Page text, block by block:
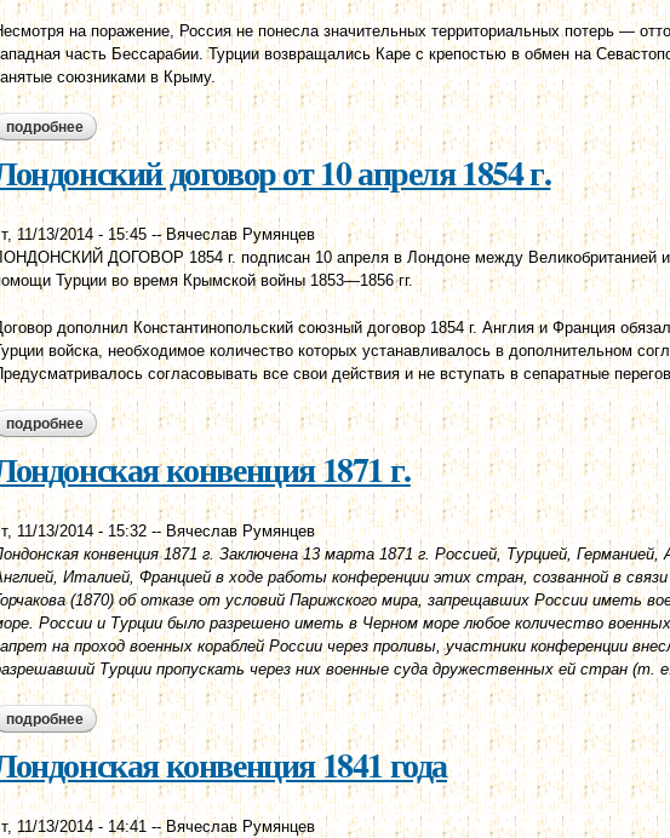
на поражение, Россия не понесла значительных территориальных потерь —
часть Бессарабии. Турции возвращались Каре с крепостью в обмен на
союзниками в Крыму.
подробнее о парижский мирный трактат 1856 г., 18 (30) марта
договор от 10 апреля 1854 г.
11/13/2014 - 15:45 --Вячеслав Румянцев
ДОГОВОР 1854 г. подписан 10 апреля в Лондоне между Великобританией
Турции во время Крымской войны 1853—1856 гг.
дополнил Константинопольский союзный договор 1854 г. Англия и Франция
войска, необходимое количество которых устанавливалось в дополнительном
согласовывать все свои действия и не вступать в сепаратные
подробнее о лондонский договор от 10 апреля 1854 г.
конвенция 1871 г.
11/13/2014 - 15:32--Вячеслав Румянцев
конвенция 1871 г. Заключена 13 марта 1871 г. Россией, Турцией, Германией,
Италией, Францией в ходе работы конференции этих стран, созванной в связи
(1870) об отказе от условий Парижского мира, запрещавших России иметь
России и Турции было разрешено иметь в Черном море любое количество
на проход военных кораблей России через проливы, участники конференции
Турции пропускать через них военные суда дружественных ей стран (т. е.
подробнее о лондонская конвенция 1871 г.
конвенция 1841 года
11/13/2014 - 14:41--Вячеслав Румянцев